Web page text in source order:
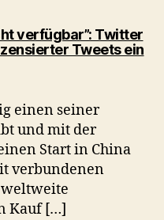
verfügbar”: Twitter
Tweets ein
einen seiner
und mit der
Start in China
verbundenen
Kauf […]